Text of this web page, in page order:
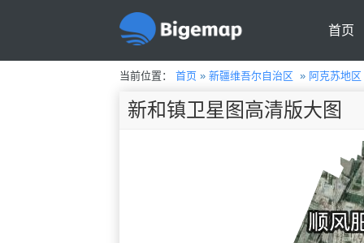
首页
当前位置： 首页» 新疆维吾尔自治区 » 阿克苏地区
新和镇卫星图高清版大图